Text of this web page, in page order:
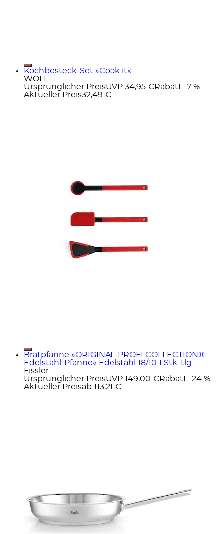
Kochbesteck-Set »Cook it«
WOLL
Ursprünglicher PreisUVP 34,95 € Rabatt- 7 %
Aktueller Preis32,49 €
Bratpfanne »ORIGINAL-PROFI COLLECTION®
Edelstahl-Pfanne« Edelstahl 18/10 1 Stk. tlg....
Fissler
Ursprünglicher PreisUVP 149,00 € Rabatt- 24 %
Aktueller Preisab 113,21 €